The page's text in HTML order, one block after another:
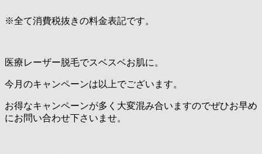
※全て消費税抜きの料金表記です。
医療レーザー脱毛でスベスベお肌に。
今月のキャンペーンは以上でございます。
お得なキャンペーンが多く大変混み合いますのでぜひお早め
にお問い合わせ下さいませ。